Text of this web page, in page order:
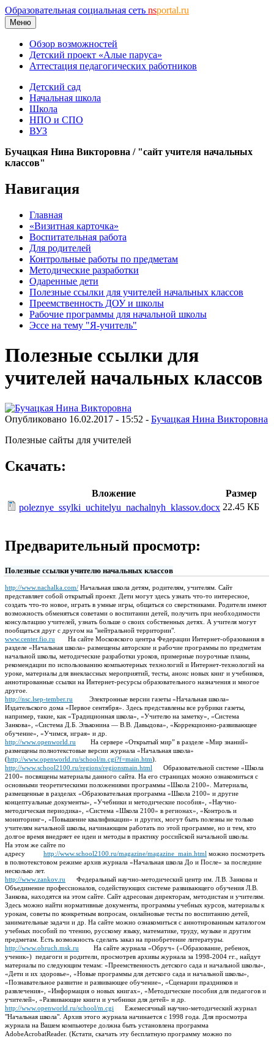
Образовательная социальная сеть nsportal.ru
Меню
Обзор возможностей
Детский проект «Алые паруса»
Аттестация педагогических работников
Детский сад
Начальная школа
Школа
НПО и СПО
ВУЗ
Бучацкая Нина Викторовна / "сайт учителя начальных
классов"
Навигация
Главная
«Визитная карточка»
Воспитательная работа
Для родителей
Контрольные работы по предметам
Методические разработки
Одаренные дети
Полезные ссылки для учителей начальных классов
Преемственность ДОУ и школы
Рабочие программы для начальной школы
Эссе на тему "Я-учитель"
Полезные ссылки для
учителей начальных классов
Опубликовано 16.02.2017 - 15:52 - Бучацкая Нина Викторовна
Полезные сайты для учителей
Скачать:
Вложение
Размер
poleznye_ssylki_uchitelyu_nachalnyh_klassov.docx 22.45 КБ
Предварительный просмотр:
Полезные ссылки учителю начальных классов
http://www.nachalka.com/ Начальная школа детям, родителям, учителям. Сайт
представляет собой открытый проект. Дети могут здесь узнать что-то интересное,
создать что-то новое, играть в умные игры, общаться со сверстниками. Родители имеют
возможность обменяться советами о воспитании детей, получить при необходимости
консультацию учителей, узнать больше о своих собственных детях. А учителя могут
пообщаться друг с другом на "нейтральной территории".
www.center.fio.ru На сайте Московского центра Федерации Интернет-образования в
разделе «Начальная школа» размещены авторские и рабочие программы по предметам
начальной школы, методические разработки уроков, примерные поурочные планы,
рекомендации по использованию компьютерных технологий и Интернет-технологий на
уроке, материалы для внеклассных мероприятий, тесты, анонс новых книг и учебников,
аннотированные ссылки на Интернет-ресурсы образовательного назначения и многое
другое.
http://nsc.lsep-tember.ru Электронные версии газеты «Начальная школа»
Издательского дома «Первое сентября». Здесь представлены все рубрики газеты,
например, такие, как «Традиционная школа», «Учителю на заметку», «Система
Занкова», «Система Д.Б. Эльконина — В.В. Давыдова», «Коррекционно-развивающее
обучение», «Учимся, играя» и др.
http://www.openworld.ru На сервере «Открытый мир” в разделе «Мир знаний»
размещены полнотекстовые версии журнала «Начальная школа»
(http://www.openworld.ru/school/m.cgi?f=main.htm).
http://www.school2100.ru/regions/regionsmain.html
Образовательной системе «Школа
2100» посвящены материалы данного сайта. На его страницах можно ознакомиться с
основными теоретическими положениями программы «Школа 2100». Материалы,
размещенные в разделах «Образовательная программа «Школа 2100» и другие
концептуальные документы», «Учебники и методические пособия», «Научно-
методическая периодика», «Система «Школа 2100» в регионах», «Контроль и
мониторинг», «Повышение квалификации» и других, могут быть полезны не только
учителям начальной школы, начинающим работать по этой программе, но и тем, кто
долгое время внедряет ее идеи и методы в практику российской начальной школы.
На этом же сайте по
адресу http://www.school2100.ru/magazine/magazine_main.html можно посмотреть
в полнотекстовом режиме архив журнала «Начальная школа До и После» за последние
несколько лет.
http://www.zankov.ru Федеральный научно-методический центр им. Л.В. Занкова и
Объединение профессионалов, содействующих системе развивающего обучения Л.В.
Занкова, находятся на этом сайте. Сайт адресован директорам, методистам и учителям.
Здесь можно найти нормативные документы, программы учебных курсов, материалы к
урокам, советы по конкретным вопросам, онлайновые тесты по воспитанию детей,
занимательные задачи и др. На сайте можно ознакомиться с аннотированным каталогом
учебных пособий по чтению, русскому языку, математике, труду, музыке и другим
предметам. Есть возможность сделать заказ на приобретение литературы.
http://www.obruch.msk.ru На сайте журнала «Обруч» («Образование, ребенок,
ученик») педагоги и родители, просмотрев архивы журнала за 1998-2004 гг., найдут
материалы по следующим темам: «Преемственность детского сада и начальной школы»,
«Дети и их здоровье», «Новые программы для детского сада и начальной школы»,
«Познавательное развитие и развивающее обучение», «Сценарии праздников и
развлечения», «Информация о новых книгах», «Методические пособия для педагогов и
учителей», «Развивающие книги и учебники для детей» и др.
http://www.openworld.ru/school/m.cgi Ежемесячный научно-методический журнал
"Начальная школа". Архив этого журнала начинается с 1998 года. Для просмотра
журнала на Вашем компьютере должна быть установлена программа
AdobeAcrobatReader. (Кстати, скачать эту бесплатную программу можно по